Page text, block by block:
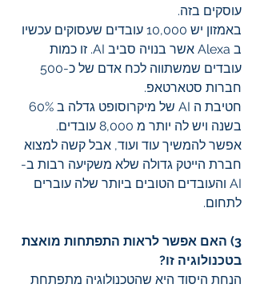
עוסקים בזה.
באמזון יש 10,000 עובדים שעסוקים עכשיו
ב Alexa אשר בנויה סביב AI. זו כמות
חברות סטארטאפ.
בשנה ויש לה יותר מ 8,000 עובדים.
אפשר להמשיך עוד ועוד, אבל קשה למצוא
חברת הייטק גדולה שלא משקיעה רבות ב-
AI והעובדים הטובים ביותר שלה עוברים
לתחום.
3) האם אפשר לראות התפתחות מואצת
בטכנולוגיה זו?
הנחת היסוד היא שהטכנולוגיה מתפתחת